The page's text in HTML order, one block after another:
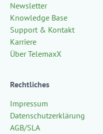
Newsletter
Knowledge Base
Support & Kontakt
Karriere
Über TelemaxX
Rechtliches
Impressum
Datenschutzerklärung
AGB/SLA